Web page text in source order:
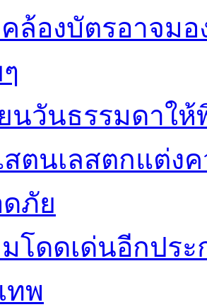
ล้องบัตรอาจมอ
นวันธรรมดาใ
ตนเลสตกแต่ง
ภัย
โดดเด่นอีกปร
ทพ